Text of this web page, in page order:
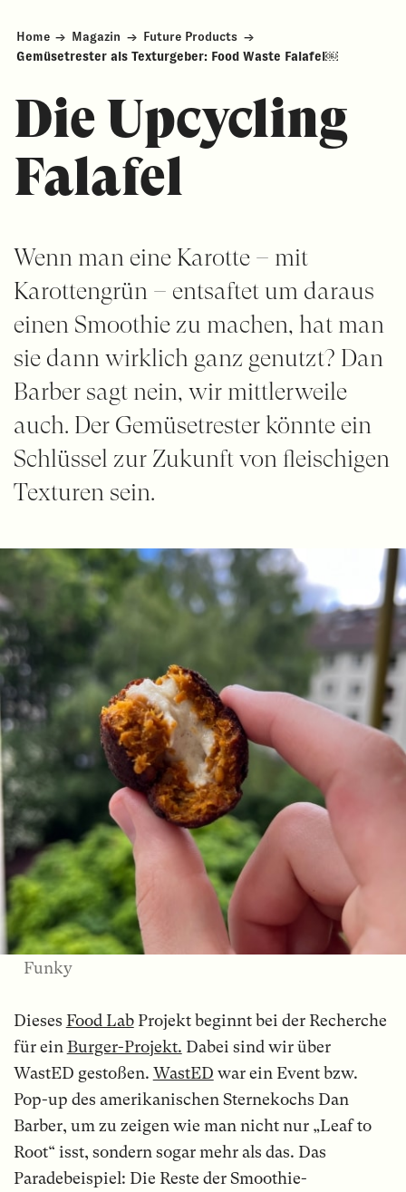
Home → Magazin → Future Products →
Gemüsetrester als Texturgeber: Food Waste Falafel￼
Die Upcycling
Falafel
Wenn man eine Karotte – mit
Karottengrün – entsaftet um daraus
einen Smoothie zu machen, hat man
sie dann wirklich ganz genutzt? Dan
Barber sagt nein, wir mittlerweile
auch. Der Gemüsetrester könnte ein
Schlüssel zur Zukunft von fleischigen
Texturen sein.
Funky
Dieses Food LabProjekt beginnt bei der Recherche
für ein Burger-Projekt. Dabei sind wir über
WastED gestoßen. WastED war ein Event bzw.
Pop-up des amerikanischen Sternekochs Dan
Barber, um zu zeigen wie man nicht nur „Leaf to
Root“ isst, sondern sogar mehr als das. Das
Paradebeispiel: Die Reste der Smoothie-